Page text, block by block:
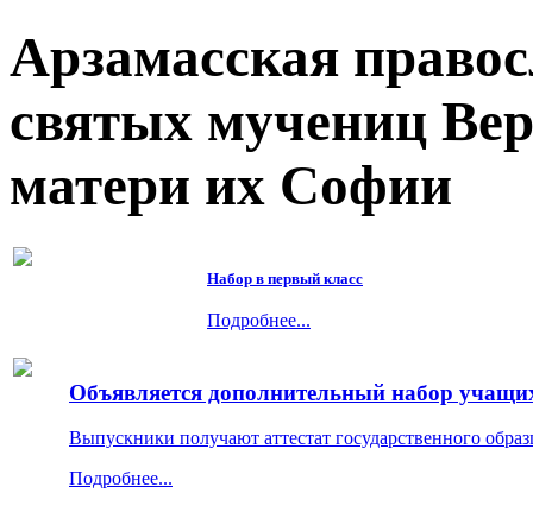
Арзамасская
святых мучениц
матери их Софии
Набор в первый класс
Подробнее...
Объявляется дополнительный набор
Выпускники получают аттестат государственного
Подробнее...